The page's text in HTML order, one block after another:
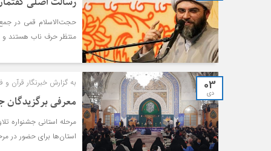
حجت‌الاسلام قمی در
منتظر حرف ناب هستند و
03
دی
به گزارش خبرنگار قرآن
معرفی برگزیدگان
مرحله استانی جشنواره
استان‌ها برای حضور در